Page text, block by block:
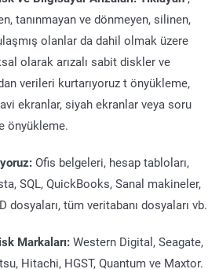
tanınmayan ve dönmeyen, silinen,
olanlar da dahil olmak üzere
olarak arızalı sabit diskler ve
verileri kurtarıyoruz t önyükleme,
ekranlar, siyah ekranlar veya soru
önyükleme.
Ofis belgeleri, hesap tabloları,
SQL, QuickBooks, Sanal makineler,
dosyaları, tüm veritabanı dosyaları vb.
Markaları: Western Digital, Seagate,
Hitachi, HGST, Quantum ve Maxtor.